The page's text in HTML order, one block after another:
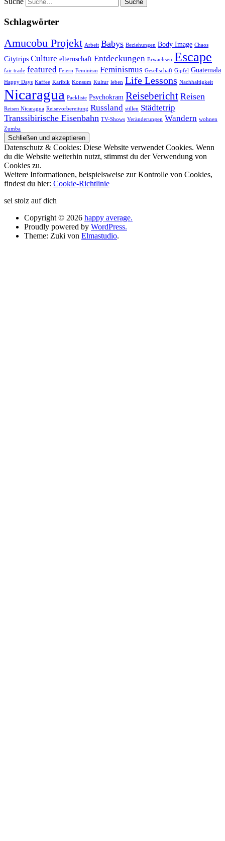
Schlagwörter
Amucobu Projekt Arbeit Babys Beziehungen Body Image Chaos
Citytrips Culture elternschaft Entdeckungen Erwachsen Escape
fair trade featured Feiern Feminism Feminismus Gesellschaft Gipfel Guatemala
Happy Days Kaffee Karibik Konsum Kultur leben Life Lessons Nachhaltigkeit
Nicaragua Packliste Psychokram Reisebericht Reisen
Reisen Nicaragua Reisevorbereitung Russland stillen Städtetrip
Transsibirische Eisenbahn TV-Shows Veränderungen Wandern wohnen
Zumba
Datenschutz & Cookies: Diese Website verwendet Cookies. Wenn
du die Website weiterhin nutzt, stimmst du der Verwendung von
Cookies zu.
Weitere Informationen, beispielsweise zur Kontrolle von Cookies,
findest du hier: Cookie-Richtlinie
sei stolz auf dich
Copyright © 2026 happy average.
Proudly powered by WordPress.
Theme: Zuki von Elmastudio.